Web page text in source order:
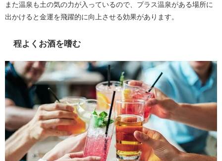
また温泉も土の気の力が入っているので、プラス温泉がある場所に
出かけると金運を飛躍的に向上させる効果があります。
程よくお酒を嗜む